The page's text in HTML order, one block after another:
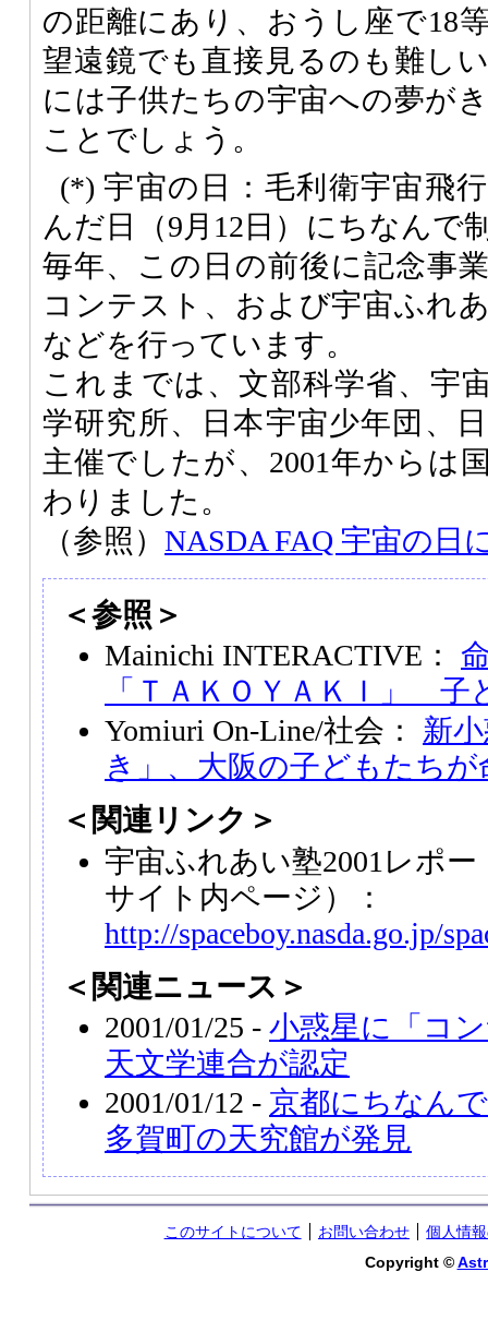
の距離にあり、おうし座で18
望遠鏡でも直接見るのも難し
には子供たちの宇宙への夢が
ことでしょう。
(*) 宇宙の日：毛利衛宇宙飛
んだ日（9月12日）にちなんで
毎年、この日の前後に記念事
コンテスト、および宇宙ふれ
などを行っています。
これまでは、文部科学省、宇
学研究所、日本宇宙少年団、
主催でしたが、2001年からは
わりました。
（参照） NASDA FAQ 宇宙の日
＜参照＞
Mainichi INTERACTIVE：
「ＴＡＫＯＹＡＫＩ」 子
Yomiuri On-Line/社会： 新
き」、大阪の子どもたちが
＜関連リンク＞
宇宙ふれあい塾2001レポ
サイト内ページ）：
http://spaceboy.nasda.go.jp/
＜関連ニュース＞
2001/01/25 - 小惑星に「コ
天文学連合が認定
2001/01/12 - 京都にちなん
多賀町の天究館が発見
このサイトについて お問い合わせ
個人情
Copyright ©